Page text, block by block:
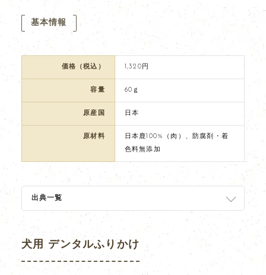
基本情報
価格（税込） 1,320円
容量 60ｇ
原産国 日本
原材料
日本鹿100%（肉）、防腐剤・着
色料無添加
出典一覧
犬用 デンタルふりかけ